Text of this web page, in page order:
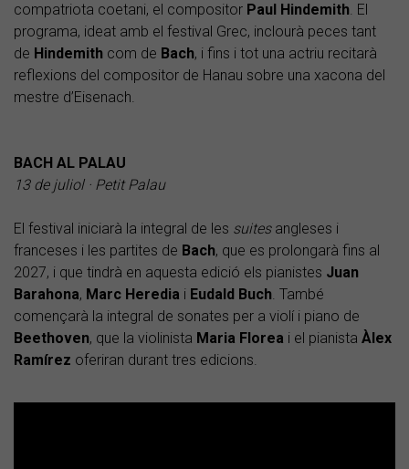
compatriota coetani, el compositor Paul Hindemith. El
programa, ideat amb el festival Grec, inclourà peces tant
de Hindemith com de Bach, i fins i tot una actriu recitarà
reflexions del compositor de Hanau sobre una xacona del
mestre d’Eisenach.
BACH AL PALAU
13 de juliol · Petit Palau
El festival iniciarà la integral de les suitesangleses i
franceses i les partites de Bach, que es prolongarà fins al
2027, i que tindrà en aquesta edició els pianistes Juan
Barahona, Marc Heredia i Eudald Buch. També
començarà la integral de sonates per a violí i piano de
Beethoven, que la violinista Maria Florea i el pianista Àlex
Ramírez oferiran durant tres edicions.